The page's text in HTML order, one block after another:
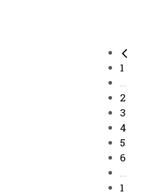
1
...
2
3
4
5
6
...
1